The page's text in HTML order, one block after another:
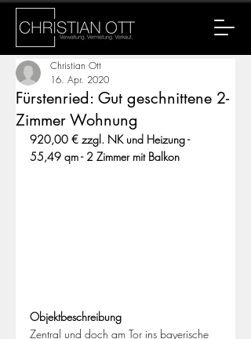
Fürstenried: Gut geschnittene 2-
Zimmer Wohnung
Christian Ott
16. Apr. 2020
920,00 € zzgl. NK und Heizung -
55,49 qm - 2 Zimmer mit Balkon
Objektbeschreibung
Zentral und doch am Tor ins bayerische